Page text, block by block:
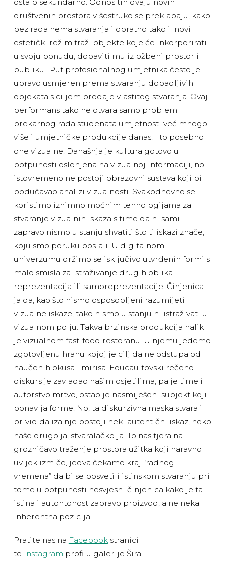
društvenih prostora višestruko se preklapaju, kako
bez rada nema stvaranja i obratno tako i novi
estetički režim traži objekte koje će inkorporirati
u svoju ponudu, dobaviti mu izložbeni prostor i
publiku. Put profesionalnog umjetnika često je
upravo usmjeren prema stvaranju dopadljivih
objekata s ciljem prodaje vlastitog stvaranja. Ovaj
performans tako ne otvara samo problem
prekarnog rada studenata umjetnosti već mnogo
više i umjetničke produkcije danas. I to posebno
one vizualne. Današnja je kultura gotovo u
potpunosti oslonjena na vizualnoj informaciji, no
istovremeno ne postoji obrazovni sustava koji bi
podučavao analizi vizualnosti. Svakodnevno se
koristimo iznimno moćnim tehnologijama za
stvaranje vizualnih iskaza s time da ni sami
zapravo nismo u stanju shvatiti što ti iskazi znače,
koju smo poruku poslali. U digitalnom
univerzumu držimo se isključivo utvrđenih formi s
malo smisla za istraživanje drugih oblika
reprezentacija ili samoreprezentacije. Činjenica
ja da, kao što nismo osposobljeni razumijeti
vizualne iskaze, tako nismo u stanju ni istraživati u
vizualnom polju. Takva brzinska produkcija nalik
je vizualnom fast-food restoranu. U njemu jedemo
zgotovljenu hranu kojoj je cilj da ne odstupa od
naučenih okusa i mirisa. Foucaultovski rečeno
diskurs je zavladao našim osjetilima, pa je time i
autorstvo mrtvo, ostao je nasmiješeni subjekt koji
ponavlja forme. No, ta diskurzivna maska stvara i
privid da iza nje postoji neki autentični iskaz, neko
naše drugo ja, stvaralačko ja. To nas tjera na
grozničavo traženje prostora užitka koji naravno
uvijek izmiče, jedva čekamo kraj “radnog
vremena” da bi se posvetili istinskom stvaranju pri
tome u potpunosti nesvjesni činjenica kako je ta
istina i autohtonost zapravo proizvod, a ne neka
inherentna pozicija.
Pratite nas na Facebookstranici
te Instagram profilu galerije Šira.